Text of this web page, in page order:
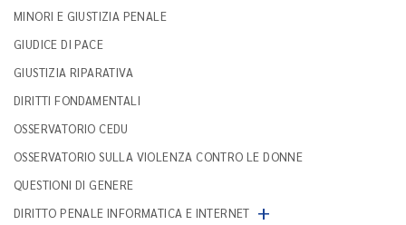
MINORI E GIUSTIZIA PENALE
GIUDICE DI PACE
GIUSTIZIA RIPARATIVA
DIRITTI FONDAMENTALI
OSSERVATORIO CEDU
OSSERVATORIO SULLA VIOLENZA CONTRO LE DONNE
QUESTIONI DI GENERE
DIRITTO PENALE INFORMATICA E INTERNET +